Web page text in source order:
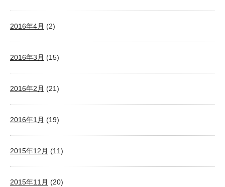
2016年4月 (2)
2016年3月 (15)
2016年2月 (21)
2016年1月 (19)
2015年12月 (11)
2015年11月 (20)